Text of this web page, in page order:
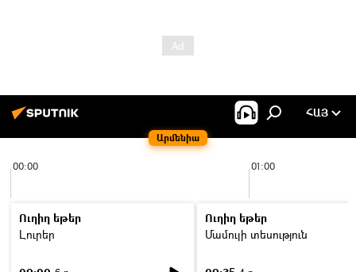
Արմենիա
ՀԱՅ
00:00 01:00
Ուղիղ եթեր
Լուրեր
Ուղիղ եթեր
Մամուլի տեսություն